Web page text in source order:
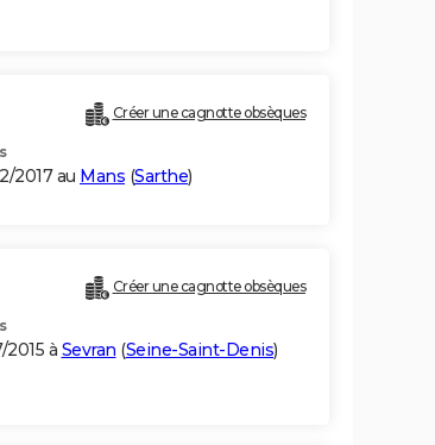
Créer une cagnotte obsèques
2017 au Mans (Sarthe)
Créer une cagnotte obsèques
2015 à Sevran (Seine-Saint-Denis)